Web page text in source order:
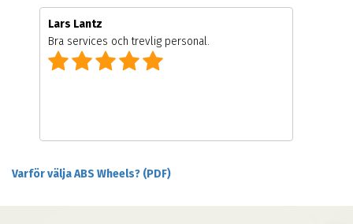
Lars Lantz
Bra services och trevlig personal.
Varför välja ABS Wheels? (PDF)